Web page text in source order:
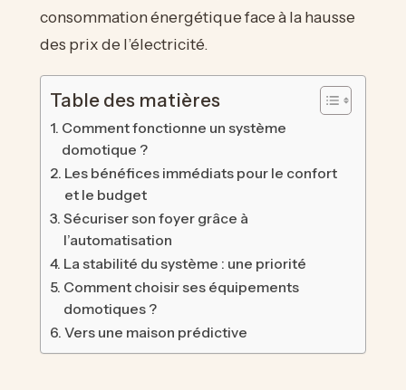
consommation énergétique face à la hausse
des prix de l’électricité.
Table des matières
Comment fonctionne un système
domotique ?
Les bénéfices immédiats pour le confort
et le budget
Sécuriser son foyer grâce à
l’automatisation
La stabilité du système : une priorité
Comment choisir ses équipements
domotiques ?
Vers une maison prédictive